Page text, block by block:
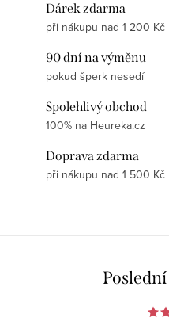
Dárek zdarma
při nákupu nad 1 200 Kč
90 dní na výměnu
pokud šperk nesedí
Spolehlivý obchod
100% na Heureka.cz
Doprava zdarma
při nákupu nad 1 500 Kč